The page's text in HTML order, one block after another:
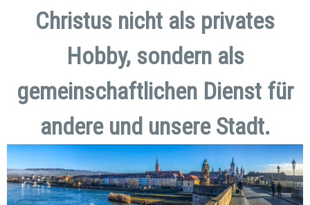
Christus nicht als privates
Hobby,sondern als
gemeinschaftlichen Dienst für
andere und unsere Stadt.